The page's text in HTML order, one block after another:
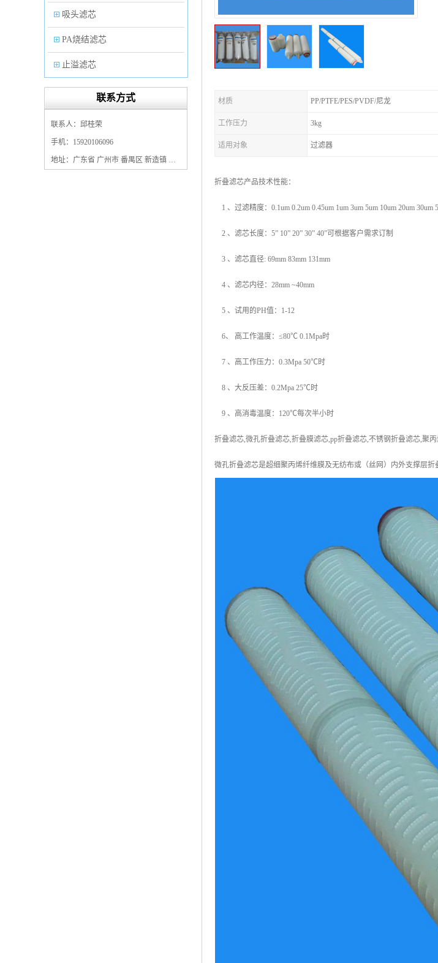
吸头滤芯
PA烧结滤芯
止溢滤芯
PP塑料过滤器
保安过滤器滤芯
联系方式
联系人：邱桂荣
手机：15920106096
地址：广东省 广州市 番禺区 新造镇 新造镇石角咀街4号三楼之一
材质 PP/PTFE/PES/PVDF/尼龙
工作压力 3kg
适用对象 过滤器
折叠滤芯产品技术性能：
1 、过滤精度：0.1um 0.2um 0.45um 1um 3um 5um 10um 20um
2 、滤芯长度：5” 10” 20” 30” 40”可根据客户需求订制
3 、滤芯直径: 69mm 83mm 131mm
4 、滤芯内径：28mm ~40mm
5 、试用的PH值：1-12
6、 高工作温度：≤80℃ 0.1Mpa时
7 、高工作压力：0.3Mpa 50℃时
8 、大反压差：0.2Mpa 25℃时
9 、高消毒温度：120℃每次半小时
折叠滤芯,微孔折叠滤芯,折叠膜滤芯,pp折叠滤芯,不锈钢折叠滤芯,聚
微孔折叠滤芯是超细聚丙烯纤维膜及无纺布或（丝网）内外支撑层